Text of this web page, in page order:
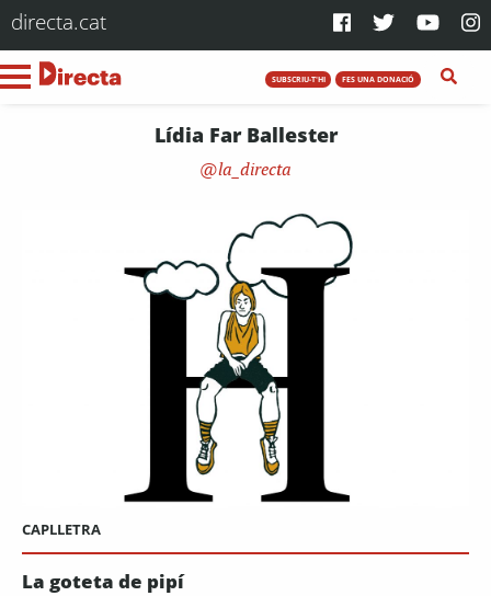
directa.cat
SUBSCRIU-T'HI FES UNA DONACIÓ
Lídia Far Ballester
la_directa
CAPLLETRA
La goteta de pipí